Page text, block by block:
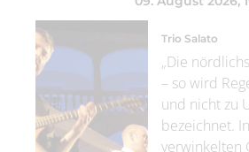
Trio Salato
„Die
– so wird
und nicht zu
bezeichnet.
verwinkelten